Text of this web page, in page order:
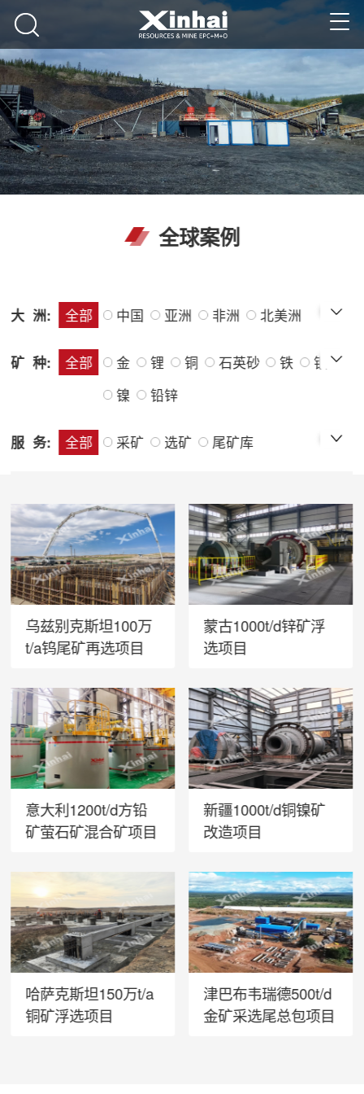
全球案例
大 洲: 全部 中国 亚洲 非洲 北美洲
矿 种: 全部 金 锂 铜 石英砂 铁
银
镍
铅锌
服 务: 全部 采矿 选矿 尾矿库
乌兹别克斯坦100万
t/a钨尾矿再选项目
蒙古1000t/d锌矿浮
选项目
意大利1200t/d方铅
矿萤石矿混合矿项目
新疆1000t/d铜镍矿
改造项目
哈萨克斯坦150万t/a
铜矿浮选项目
津巴布韦瑞德500t/d
金矿采选尾总包项目